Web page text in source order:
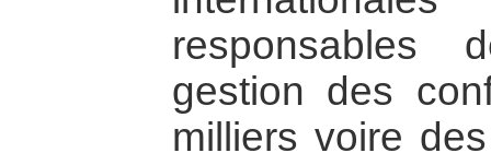
responsables
gestion des
milliers voire